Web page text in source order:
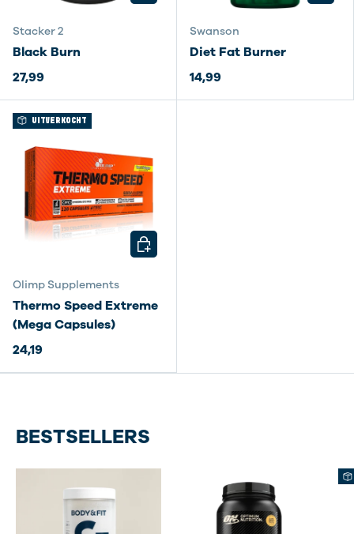
Stacker 2
Black Burn
27,99
Swanson
Diet Fat Burner
14,99
UITVERKOCHT
Olimp Supplements
Thermo Speed Extreme
(Mega Capsules)
24,19
KIES MOGELIJKHEDEN
BESTSELLERS